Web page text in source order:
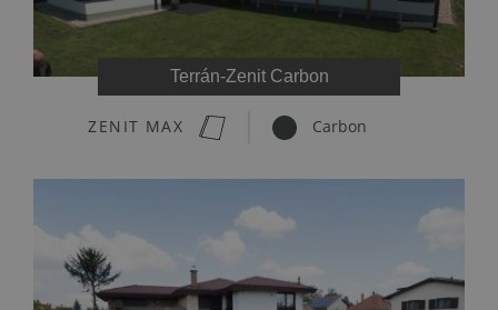
Terrán-Zenit Carbon
ZENIT MAX Carbon